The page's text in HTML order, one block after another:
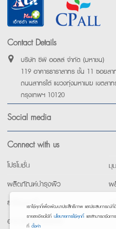
Contact Details
บริษัท ซีพี ออลล์ จำกัด (มหาชน)
119 อาคารธาราสาทร ชั้น 11 ซอยส
ถนนสาทรใต้ แขวงทุ่งมหาเมฆ เขตสา
กรุงเทพฯ 10120
Social media
Connect with us
โปรโมชั่น
มุ
ผลิตภัณฑ์บำรุงผิว
ผ
ยาใช้เฉพาะที่
อุ
อาหารทางการแพทย์
เราใช้คุกกี้เพื่อพัฒนาประสิทธิภาพ และประสบการณ์
รายละเอียดได้ที่ นโยบายการใช้คุกกี้ และสามารถจัดก
ที่ ตั้งค่า